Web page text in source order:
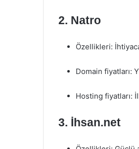
2. Natro
Özellikleri:
Domain fiyatları:
Hosting fiyatları:
3. İhsan.net